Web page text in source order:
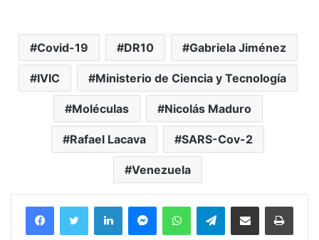
Covid-19 DR10 Gabriela Jiménez
IVIC Ministerio de Ciencia y Tecnología
Moléculas Nicolás Maduro
Rafael Lacava SARS-Cov-2
Venezuela
FacebookTwitter LinkedInMessengerWhatsAppTelegramCompartir por correo electrónico